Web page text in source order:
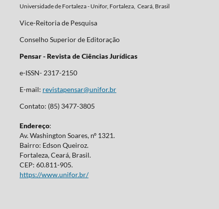
Universidade de Fortaleza - Unifor, Fortaleza, Ceará, Brasil
Vice-Reitoria de Pesquisa
Conselho Superior de Editoração
Pensar - Revista de Ciências Jurídicas
e-ISSN- 2317-2150
E-mail: revistapensar@unifor.br
Contato: (85) 3477-3805
Endereço:
Av. Washington Soares, nº 1321.
Bairro: Edson Queiroz.
Fortaleza, Ceará, Brasil.
CEP: 60.811-905.
https://www.unifor.br/